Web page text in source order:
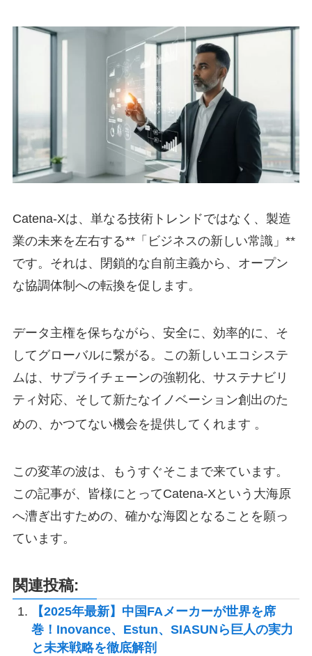
Catena-Xは、単なる技術トレンドではなく、製造
業の未来を左右する**「ビジネスの新しい常識」**
です。それは、閉鎖的な自前主義から、オープン
な協調体制への転換を促します。
データ主権を保ちながら、安全に、効率的に、そ
してグローバルに繋がる。この新しいエコシステ
ムは、サプライチェーンの強靭化、サステナビリ
ティ対応、そして新たなイノベーション創出のた
めの、かつてない機会を提供してくれます 。
この変革の波は、もうすぐそこまで来ています。
この記事が、皆様にとってCatena-Xという大海原
へ漕ぎ出すための、確かな海図となることを願っ
ています。
関連投稿:
【2025年最新】中国FAメーカーが世界を席
巻！Inovance、Estun、SIASUNら巨人の実力
と未来戦略を徹底解剖